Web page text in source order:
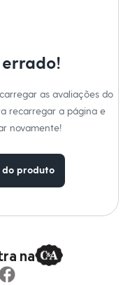
as avaliações do
recarregar a página e
novamente!
do produto
na